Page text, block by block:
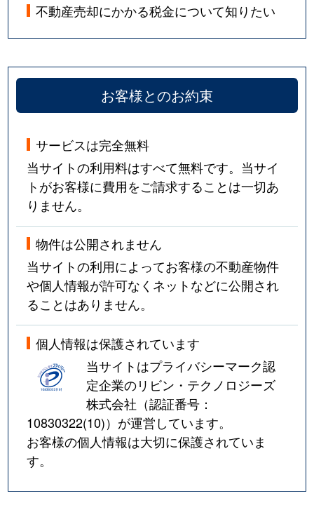
不動産売却にかかる税金について知りたい
お客様とのお約束
サービスは完全無料
当サイトの利用料はすべて無料です。当サイ
トがお客様に費用をご請求することは一切あ
りません。
物件は公開されません
当サイトの利用によってお客様の不動産物件
や個人情報が許可なくネットなどに公開され
ることはありません。
個人情報は保護されています
当サイトはプライバシーマーク認
定企業のリビン・テクノロジーズ
株式会社（認証番号：
10830322(10)）が運営しています。
お客様の個人情報は大切に保護されていま
す。